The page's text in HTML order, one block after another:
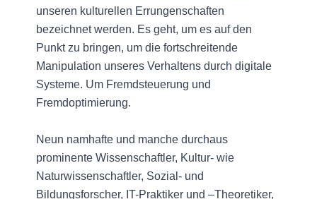
unseren kulturellen Errungenschaften
bezeichnet werden. Es geht, um es auf den
Punkt zu bringen, um die fortschreitende
Manipulation unseres Verhaltens durch digitale
Systeme. Um Fremdsteuerung und
Fremdoptimierung.
Neun namhafte und manche durchaus
prominente Wissenschaftler, Kultur- wie
Naturwissenschaftler, Sozial- und
Bildungsforscher, IT-Praktiker und –Theoretiker,